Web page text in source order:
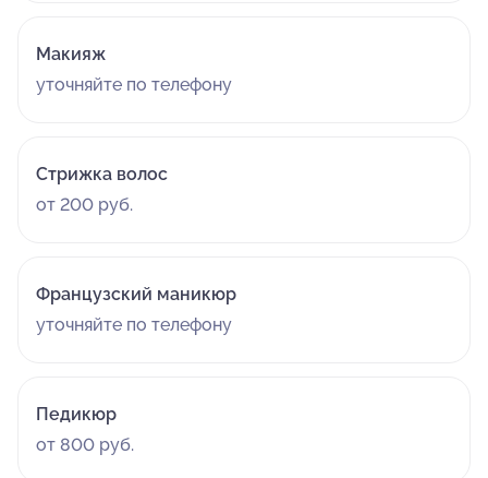
Макияж
уточняйте по телефону
Стрижка волос
от 200 руб.
Французский маникюр
уточняйте по телефону
Педикюр
от 800 руб.